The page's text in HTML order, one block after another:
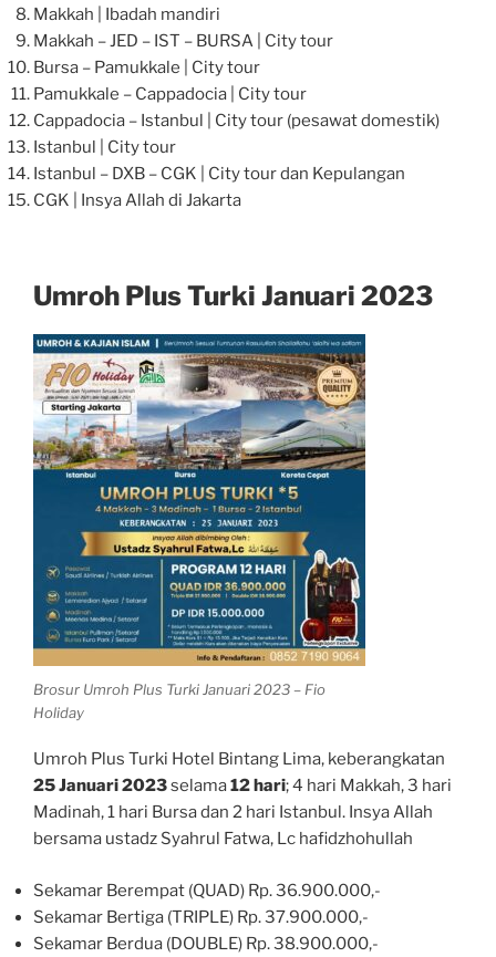
Makkah | Ibadah mandiri
Makkah – JED – IST – BURSA | City tour
Bursa – Pamukkale | City tour
Pamukkale – Cappadocia | City tour
Cappadocia – Istanbul | City tour (pesawat domestik)
Istanbul | City tour
Istanbul – DXB – CGK | City tour dan Kepulangan
CGK | Insya Allah di Jakarta
Umroh Plus Turki Januari 2023
Brosur Umroh Plus Turki Januari 2023 – Fio
Holiday
Umroh Plus Turki Hotel Bintang Lima, keberangkatan
25 Januari 2023selama12 hari; 4 hari Makkah, 3 hari
Madinah, 1 hari Bursa dan 2 hari Istanbul. Insya Allah
bersama ustadz Syahrul Fatwa, Lc hafidzhohullah
Sekamar Berempat (QUAD) Rp. 36.900.000,-
Sekamar Bertiga (TRIPLE) Rp. 37.900.000,-
Sekamar Berdua (DOUBLE) Rp. 38.900.000,-